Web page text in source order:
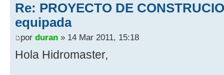
Re: PROYECTO DE
equipada
por duran » 14 Mar 2011, 15:18
Hola Hidromaster,